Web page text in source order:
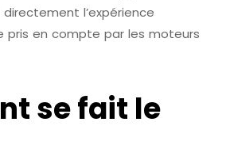
l’expérience
pris en compte par les moteurs
se fait le